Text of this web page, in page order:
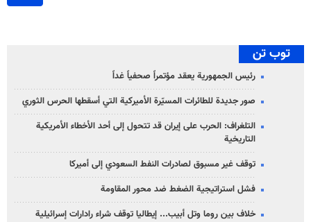
توب تن
رئيس الجمهورية يعقد مؤتمراً صحفياً غداً
صور جديدة للطائرات المسيّرة الأميركية التي أسقطها الحرس الثوري
التلغراف: الحرب على إيران قد تتحول إلى أحد الأخطاء الأمريكية
التاريخية
توقف غير مسبوق لصادرات النفط السعودي إلى أميركا
فشل استراتيجية الضغط ضد محور المقاومة
خلاف بين روما وتل أبيب... إيطاليا توقف شراء رادارات إسرائيلية